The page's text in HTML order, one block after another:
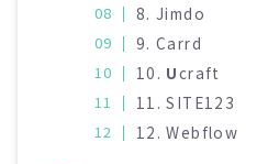
8. Jimdo
9. Carrd
10. Ucraft
11. SITE123
12. Webflow